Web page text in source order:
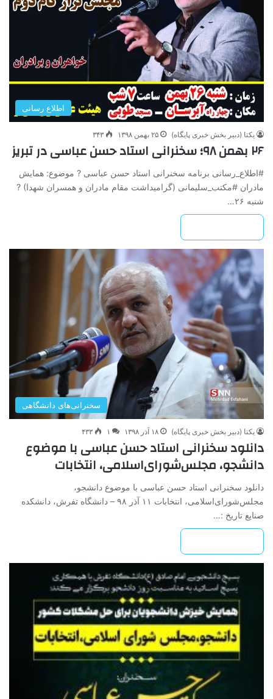
اطلاع رسانی
یکتا (دبیر بخش خبری پایگاه) ۲۵ بهمن ۱۳۹۸ ۳۴۳
۲۶ بهمن ۹۸؛ سخنرانی استاد حسن عباسی در تبریز
#اطلاع_رسانی برنامه سخنرانی استاد حسن عباسی ? موضوع: همایش
مادران #مکتب_سلیمانی (گرامیداشت مقام مادران و همسران شهدا) ?
شنبه ۲۶…
سخنرانی‌های دانشگاهی
یکتا (دبیر بخش خبری پایگاه) ۱۸ آذر ۱۳۹۸ ۱ ۴۳۳
دانلود سخنرانی استاد حسن عباسی با موضوع
دانشجو، مجلس‌شورای‌اسلامی، انتخابات
دانلود سخنرانی استاد حسن عباسی با موضوع دانشجو،
مجلس‌شورای‌اسلامی، انتخابات ۱۱ آذر ۹۸ – دانشگاه تفرش، دانشکده
صنایع تاریخ :…